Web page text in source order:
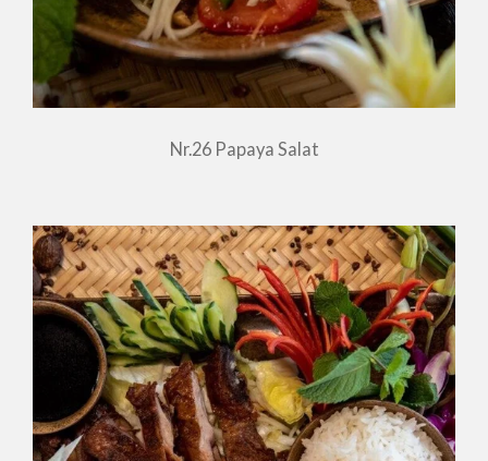
Nr.26 Papaya Salat